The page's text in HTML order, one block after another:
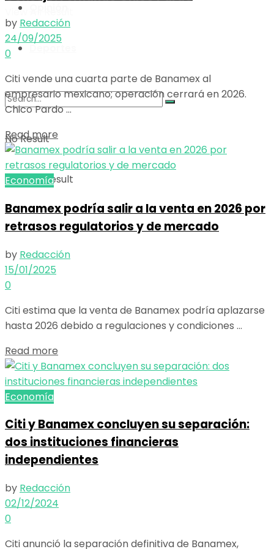
View All Result
Deportes
No Result
View All Result
by Redacción
24/09/2025
0
Citi vende una cuarta parte de Banamex al
empresario mexicano; operación cerrará en 2026.
Chico Pardo ...
Read more
Economía
Banamex podría salir a la venta en 2026 por
retrasos regulatorios y de mercado
by Redacción
15/01/2025
0
Citi estima que la venta de Banamex podría aplazarse
hasta 2026 debido a regulaciones y condiciones ...
Read more
Economía
Citi y Banamex concluyen su separación:
dos instituciones financieras
independientes
by Redacción
02/12/2024
0
Citi anunció la separación definitiva de Banamex,